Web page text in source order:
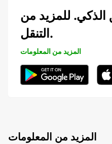
للمزيد من
التنقل.
المزيد من المعلومات
المزيد من المعلومات